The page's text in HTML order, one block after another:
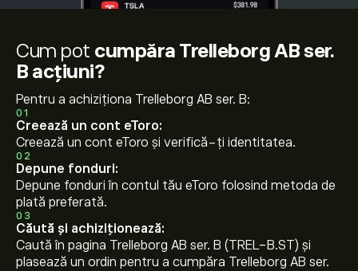
Cum pot cumpăra Trelleborg AB ser.
B acțiuni?
Pentru a achiziționa Trelleborg AB ser. B:
01
Creează un cont eToro:
Creează un cont eToro și verifică-ți identitatea.
02
Depune fonduri:
Depune fonduri în contul tău eToro folosind metoda de
plată preferată.
03
Căută și achiziționează:
Caută în pagina Trelleborg AB ser. B (TREL-B.ST) și
plasează un ordin pentru a cumpăra Trelleborg AB ser.